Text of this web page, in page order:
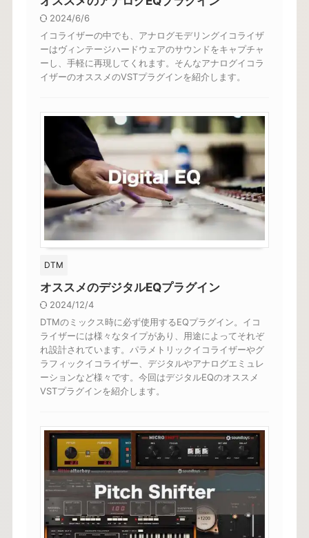
2024/6/6
イコライザーの中でも、アナログモデリングイコライザ
ーはヴィンテージハードウェアのサウンドをキャプチャ
ーし、手軽に再現してくれます。そんなアナログイコラ
イザーのオススメのVSTプラグインを紹介します。
DTM
オススメのデジタルEQプラグイン
2024/12/4
DTMのミックス時に必ず使用するEQプラグイン。イコ
ライザーには様々なタイプがあり、用途によってそれぞ
れ設計されています。パラメトリックイコライザーやグ
ラフィックイコライザー、デジタルやアナログエミュレ
ーションなど様々です。今回はデジタルEQのオススメ
VSTプラグインを紹介します。